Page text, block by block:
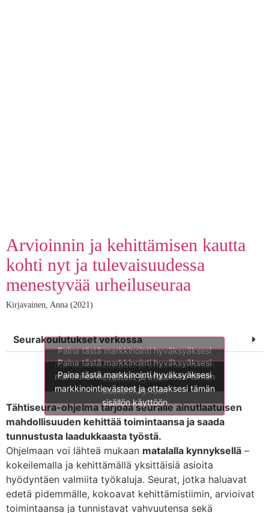
Arvioinnin ja kehittämisen kautta
kohti nyt ja tulevaisuudessa
menestyvää urheiluseuraa
Kirjavainen, Anna (2021)
Seurakoulutukset verkossa
Paina tästä markkinointi hyväksyäksesi
markkinointievästeet ja ottaaksesi tämän
sisällön käyttöön
Paina tästä markkinointi hyväksyäksesi
markkinointievästeet ja ottaaksesi tämän
sisällön käyttöön
Paina tästä markkinointi hyväksyäksesi
markkinointievästeet ja ottaaksesi tämän
sisällön käyttöön
Tähtiseura-ohjelma tarjoaa seuralle ainutlaatuisen
mahdollisuuden kehittää toimintaansa ja saada
tunnustusta laadukkaasta työstä.
Ohjelmaan voi lähteä mukaan matalalla kynnyksellä –
kokeilemalla ja kehittämällä yksittäisiä asioita
hyödyntäen valmiita työkaluja. Seurat, jotka haluavat
edetä pidemmälle, kokoavat kehittämistiimin, arvioivat
toimintaansa ja tunnistavat vahvuutensa sekä